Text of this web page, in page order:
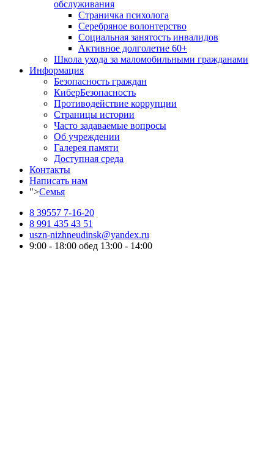
обслуживания
Страничка психолога
Серебряное волонтерство
Социальная занятость инвалидов
Активное долголетие 60+
Школа ухода за маломобильными гражданами
Информация
Безопасность граждан
КиберБезопасность
Противодействие коррупции
Страницы истории
Часто задаваемые вопросы
Об учреждении
Галерея памяти
Доступная среда
Контакты
Написать нам
">Семья
8 39557 7-16-20
8 991 435 43 51
uszn-nizhneudinsk@yandex.ru
9:00 - 18:00 обед 13:00 - 14:00